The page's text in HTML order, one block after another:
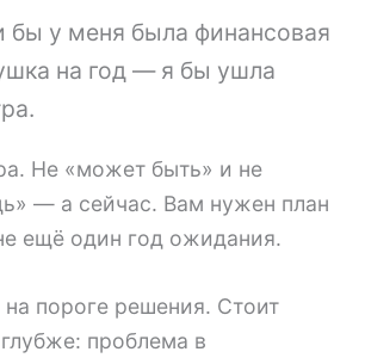
бы у меня была финансовая
на год — я бы ушла
Не «может быть» и не
— а сейчас. Вам нужен план
ещё один год ожидания.
на пороге решения. Стоит
проблема в